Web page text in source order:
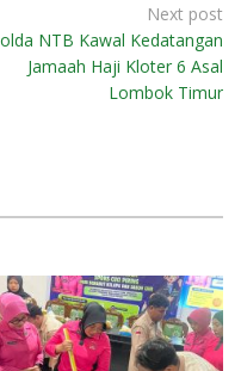
Next post
NTB Kawal Kedatangan
Jamaah Haji Kloter 6 Asal
Lombok Timur